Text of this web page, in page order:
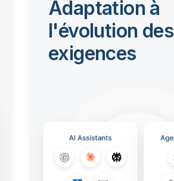
Adaptation à
l'évolution des
exigences